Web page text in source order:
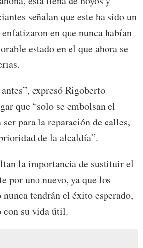
señalan que este ha sido un
en que nunca habían
estado en el que ahora se
expresó Rigoberto
que “solo se embolsan el
para la reparación de calles,
de la alcaldía”.
la importancia de sustituir el
por uno nuevo, ya que los
nunca tendrán el éxito esperado,
con su vida útil.